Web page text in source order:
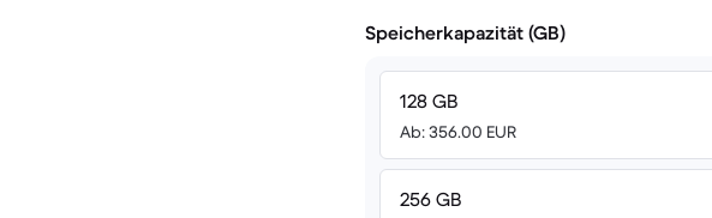
Speicherkapazität (GB)
128 GB
Ab: 356.00 EUR
256 GB